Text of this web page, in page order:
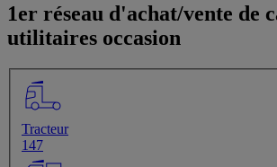
1er réseau d'achat/vente de
utilitaires occasion
Tracteur
147